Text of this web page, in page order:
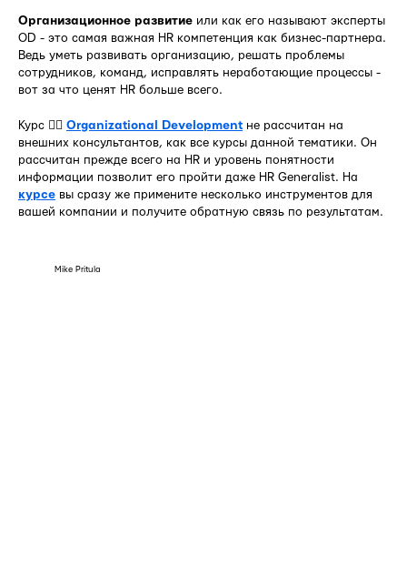
Организационное развитие или как его называют эксперты
OD - это самая важная HR компетенция как бизнес-партнера.
Ведь уметь развивать организацию, решать проблемы
сотрудников, команд, исправлять неработающие процессы -
вот за что ценят HR больше всего.
Курс 👉🏻 Organizational Development не рассчитан на
внешних консультантов, как все курсы данной тематики. Он
рассчитан прежде всего на HR и уровень понятности
информации позволит его пройти даже HR Generalist. На
курсе вы сразу же примените несколько инструментов для
вашей компании и получите обратную связь по результатам.
Mike Pritula